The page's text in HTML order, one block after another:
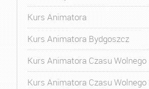
Kurs Animatora
Kurs Animatora Bydgoszcz
Kurs Animatora Czasu Wolnego
Kurs Animatora Czasu